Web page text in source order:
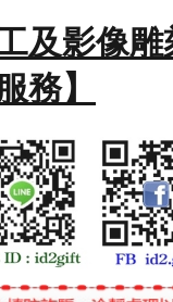
及影像
務】